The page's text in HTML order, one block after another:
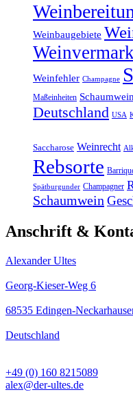
Weinbaugebiete
Weinfehler Champagne
Maßeinheiten Schaumwein
Deutschland USA
Saccharose Weinrecht
Rebsorte
Spätburgunder Champagner
Schaumwein
Anschrift &
Alexander Ultes
Georg-Kieser-Weg 6
68535 Edingen-
Deutschland
+49 (0) 160 8215089
alex@der-ultes.de